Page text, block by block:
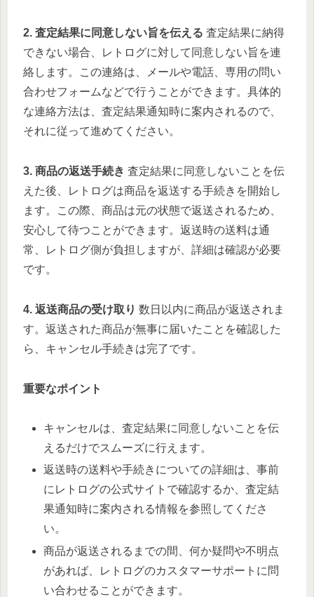
2. 査定結果に同意しない旨を伝える 査定結果に納得
できない場合、レトログに対して同意しない旨を連
絡します。この連絡は、メールや電話、専用の問い
合わせフォームなどで行うことができます。具体的
な連絡方法は、査定結果通知時に案内されるので、
それに従って進めてください。
3. 商品の返送手続き 査定結果に同意しないことを伝
えた後、レトログは商品を返送する手続きを開始し
ます。この際、商品は元の状態で返送されるため、
安心して待つことができます。返送時の送料は通
常、レトログ側が負担しますが、詳細は確認が必要
です。
4. 返送商品の受け取り 数日以内に商品が返送されま
す。返送された商品が無事に届いたことを確認した
ら、キャンセル手続きは完了です。
重要なポイント
キャンセルは、査定結果に同意しないことを伝
えるだけでスムーズに行えます。
返送時の送料や手続きについての詳細は、事前
にレトログの公式サイトで確認するか、査定結
果通知時に案内される情報を参照してくださ
い。
商品が返送されるまでの間、何か疑問や不明点
があれば、レトログのカスタマーサポートに問
い合わせることができます。